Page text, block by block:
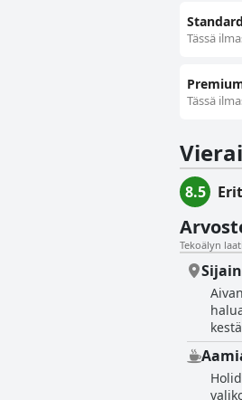
Tässä
Tässä
8.5
Tekoälyn
linja-
nelinkertaisten